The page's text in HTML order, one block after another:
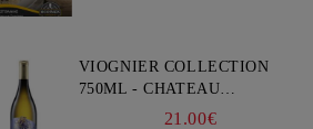
VIOGNIER COLLECTION
750ML - CHATEAU
BURGOZONE21.00€